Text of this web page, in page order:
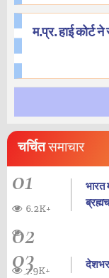
म.प्र. हाई कोर्ट
चर्चितसमाचार
01
भारत
6.2K+
02
03 देशभर
7.9K+